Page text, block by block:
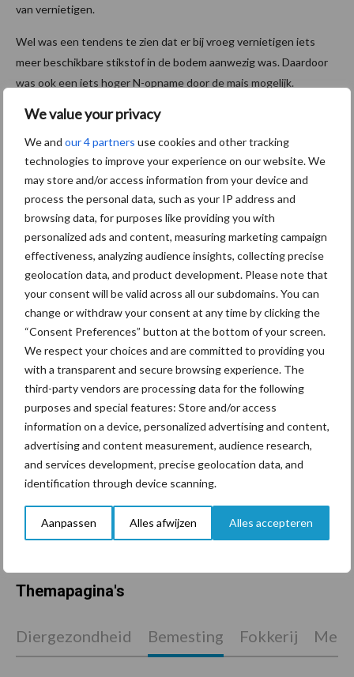
We value your privacy
We and our 4 partners use cookies and other tracking
technologies to improve your experience on our website. We
may store and/or access information from your device and
process the personal data, such as your IP address and
browsing data, for purposes like providing you with
personalized ads and content, measuring marketing campaign
effectiveness, analyzing audience insights, collecting precise
geolocation data, and product development. Please note that
your consent will be valid across all our subdomains. You can
change or withdraw your consent at any time by clicking the
“Consent Preferences” button at the bottom of your screen.
We respect your choices and are committed to providing you
with a transparent and secure browsing experience. The
third-party vendors are processing data for the following
purposes and special features: Store and/or access
information on a device, personalized advertising and content,
advertising and content measurement, audience research,
and services development, precise geolocation data, and
identification through device scanning.
Aanpassen Alles afwijzen Alles accepteren
van vernietigen.
Wel was een tendens te zien dat er bij vroeg vernietigen iets
meer beschikbare stikstof in de bodem aanwezig was. Daardoor
was ook een iets hoger N-opname door de mais mogelijk.
beschikbare stikstof te geven dan vernietigen met de schijveneg
of met glyfosaat.
Bron: WUR
Aanbevolen voor jou!
Grondstoffenmarkt blijft
grillig: droogte en
geopolitiek houden handel
in de greep
De speenhuid: een vaak
onderschatte risicofactor
voor mastitis
ForFarmers ziet volume en
marktaandeel groeien in
krimpende Nederlandse
markt
Themapagina's
Diergezondheid Bemesting Fokkerij